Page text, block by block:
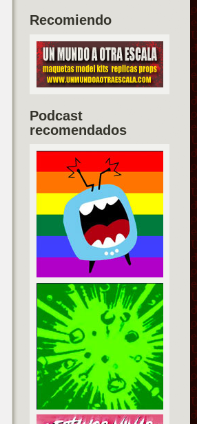
Recomiendo
Podcast
recomendados